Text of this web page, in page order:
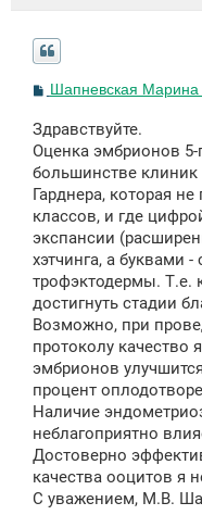
С
о
б
щ
е
н
и
е
Шапневская
Здравствуйте.
Оценка эмбрионов 5-
большинстве
Гарднера, которая
классов, и где
экспансии
хэтчинга, а буквами
трофэктодермы.
достигнуть стадии
Возможно, при
протоколу качество
эмбрионов
процент
Наличие
неблагоприятно
Достоверно
качества ооцитов я
С уважением, М.В.